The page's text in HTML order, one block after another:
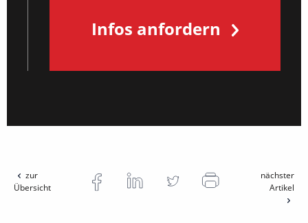
Infos anfordern
zur
Übersicht
nächster
Artikel